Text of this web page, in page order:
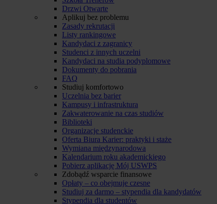
Drzwi Otwarte
Aplikuj bez problemu
Zasady rekrutacji
Listy rankingowe
Kandydaci z zagranicy
Studenci z innych uczelni
Kandydaci na studia podyplomowe
Dokumenty do pobrania
FAQ
Studiuj komfortowo
Uczelnia bez barier
Kampusy i infrastruktura
Zakwaterowanie na czas studiów
Biblioteki
Organizacje studenckie
Oferta Biura Karier: praktyki i staże
Wymiana międzynarodowa
Kalendarium roku akademickiego
Pobierz aplikację Mój USWPS
Zdobądź wsparcie finansowe
Opłaty – co obejmuje czesne
Studiuj za darmo – stypendia dla kandydatów
Stypendia dla studentów